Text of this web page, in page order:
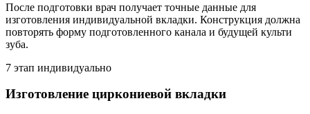
После подготовки врач получает точные данные для
изготовления индивидуальной вкладки. Конструкция должна
повторять форму подготовленного канала и будущей культи
зуба.
7 этап индивидуально
Изготовление циркониевой вкладки